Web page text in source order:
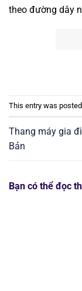
theo đường dây
This entry was
Thang máy gia
Bản
Bạn có thể đọc